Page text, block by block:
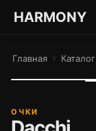
ГАРМОНИЯ
HARMONY
Главная chevron_right Каталог
ОЧКИ